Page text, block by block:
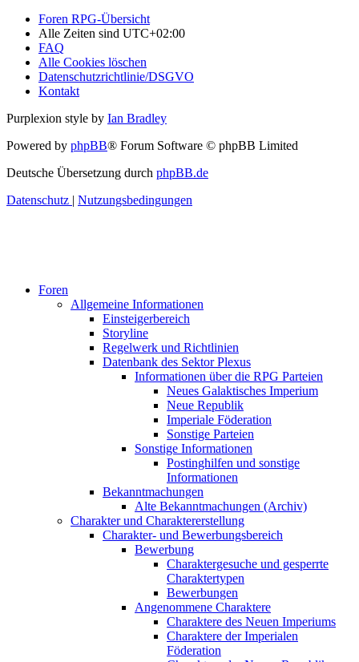
Foren RPG-Übersicht
Alle Zeiten sind UTC+02:00
FAQ
Alle Cookies löschen
Datenschutzrichtlinie/DSGVO
Kontakt
Purplexion style by Ian Bradley
Powered by phpBB® Forum Software © phpBB Limited
Deutsche Übersetzung durch phpBB.de
Datenschutz | Nutzungsbedingungen
Foren
Allgemeine Informationen
Einsteigerbereich
Storyline
Regelwerk und Richtlinien
Datenbank des Sektor Plexus
Informationen über die RPG Parteien
Neues Galaktisches Imperium
Neue Republik
Imperiale Föderation
Sonstige Parteien
Sonstige Informationen
Postinghilfen und sonstige
Informationen
Bekanntmachungen
Alte Bekanntmachungen (Archiv)
Charakter und Charaktererstellung
Charakter- und Bewerbungsbereich
Bewerbung
Charaktergesuche und gesperrte
Charaktertypen
Bewerbungen
Angenommene Charaktere
Charaktere des Neuen Imperiums
Charaktere der Imperialen
Föderation